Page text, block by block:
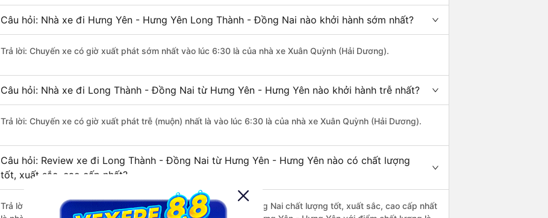
Câu hỏi: Nhà xe đi Hưng Yên - Hưng Yên Long Thành - Đồng Nai nào khởi hành sớm nhất?
Trả lời: Chuyến xe có giờ xuất phát sớm nhất vào lúc 6:30 là của nhà xe Xuân Quỳnh (Hải Dương).
Câu hỏi: Nhà xe đi Long Thành - Đồng Nai từ Hưng Yên - Hưng Yên nào khởi hành trễ nhất?
Trả lời: Chuyến xe có giờ xuất phát trễ (muộn) nhất là vào lúc 6:30 là của nhà xe Xuân Quỳnh (Hải Dương).
Câu hỏi: Review xe đi Long Thành - Đồng Nai từ Hưng Yên - Hưng Yên nào có chất lượng
tốt, xuất sắc, cao cấp nhất?
Trả lời: Những hãng xe đi Hưng Yên - Hưng Yên Long Thành - Đồng Nai chất lượng tốt, xuất sắc, cao cấp nhất